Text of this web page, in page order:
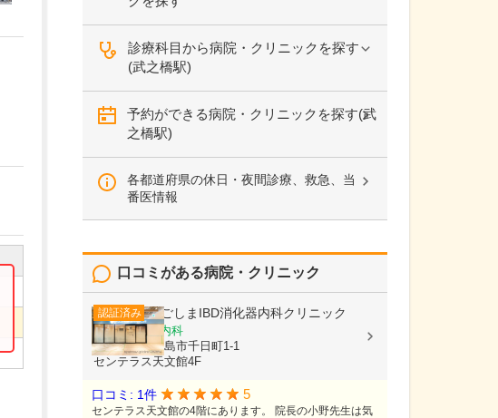
診療科目から病院・クリニックを探す
(武之橋駅)
予約ができる病院・クリニックを探す(武
之橋駅)
各都道府県の休日・夜間診療、救急、当
番医情報
口コミがある病院・クリニック
認証済み かごしまIBD消化器内科クリニック
消化器内科, 内科
鹿児島県鹿児島市千日町1-1
センテラス天文館4F
口コミ: 1件 5
センテラス天文館の4階にあります。 院長の小野先生は気